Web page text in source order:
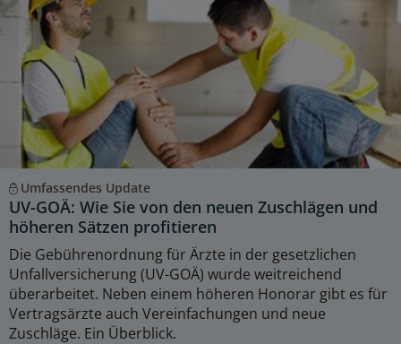
Umfassendes Update
UV-GOÄ: Wie Sie von den neuen Zuschlägen und
höheren Sätzen profitieren
Die Gebührenordnung für Ärzte in der gesetzlichen
Unfallversicherung (UV-GOÄ) wurde weitreichend
überarbeitet. Neben einem höheren Honorar gibt es für
Vertragsärzte auch Vereinfachungen und neue
Zuschläge. Ein Überblick.